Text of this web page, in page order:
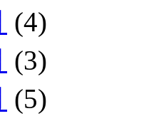
(4)
(3)
(5)